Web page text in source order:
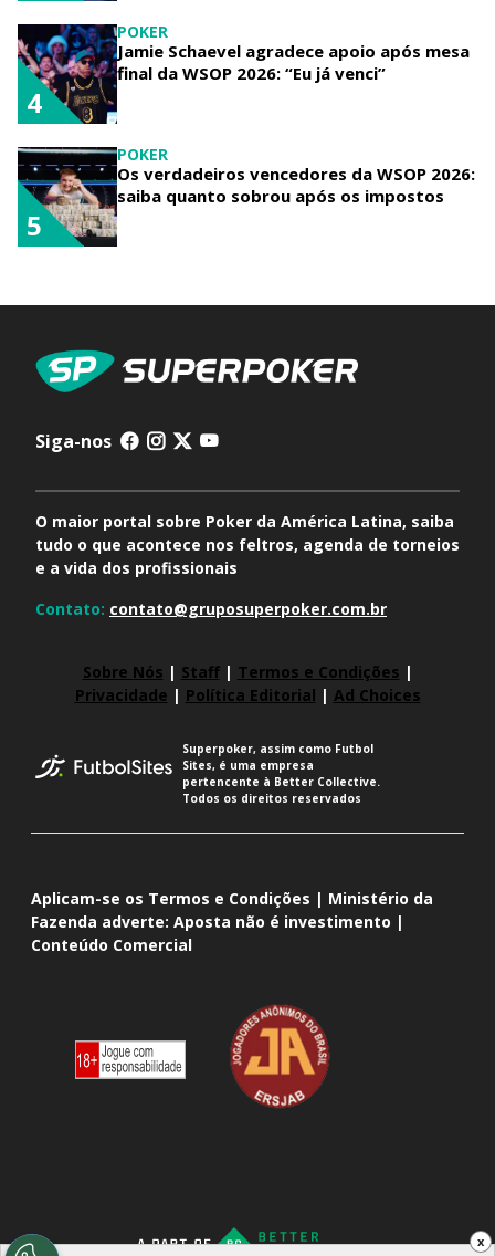
POKER
Jamie Schaevel agradece apoio após mesa
final da WSOP 2026: “Eu já venci”
4
POKER
Os verdadeiros vencedores da WSOP 2026:
saiba quanto sobrou após os impostos
5
x
Siga-nos
O maior portal sobre Poker da América Latina, saiba
tudo o que acontece nos feltros, agenda de torneios
e a vida dos profissionais
Contato: contato@gruposuperpoker.com.br
Sobre Nós | Staff| Termos e Condições |
Privacidade | Política Editorial | Ad Choices
Superpoker, assim como Futbol
Sites, é uma empresa
pertencente à Better Collective.
Todos os direitos reservados
Aplicam-se os Termos e Condições | Ministério da
Fazenda adverte: Aposta não é investimento |
Conteúdo Comercial